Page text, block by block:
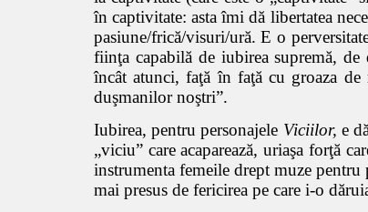
în captivitate: asta îmi dă libertatea
pasiune/frică/visuri/ură. E o
fiinţa capabilă de iubirea supremă,
încât atunci, faţă în faţă cu groaza
duşmanilor noştri”.
Iubirea, pentru personajele Viciilor, e
„viciu” care acaparează, uriaşa forţă
instrumenta femeile drept muze
mai presus de fericirea pe care i-o